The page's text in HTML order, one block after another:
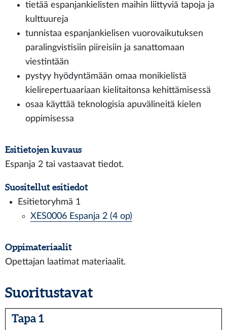
tietää espanjankielisten maihin liittyviä tapoja ja
kulttuureja
tunnistaa espanjankielisen vuorovaikutuksen
paralingvistisiin piireisiin ja sanattomaan
viestintään
pystyy hyödyntämään omaa monikielistä
kielirepertuaariaan kielitaitonsa kehittämisessä
osaa käyttää teknologisia apuvälineitä kielen
oppimisessa
Esitietojen kuvaus
Espanja 2 tai vastaavat tiedot.
Suositellut esitiedot
Esitietoryhmä 1
XES0006 Espanja 2 (4 op)
Oppimateriaalit
Opettajan laatimat materiaalit.
Suoritustavat
Tapa 1